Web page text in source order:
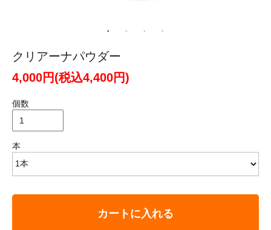
クリアーナパウダー
4,000円(税込4,400円)
個数
本
カートに入れる